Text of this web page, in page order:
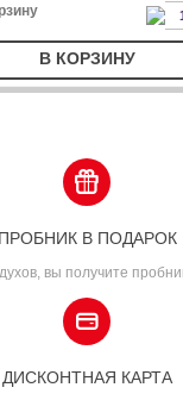
В КОРЗИНУ
ПРОБНИК В ПОДАРОК
вы получите
ДИСКОНТНАЯ КАРТА